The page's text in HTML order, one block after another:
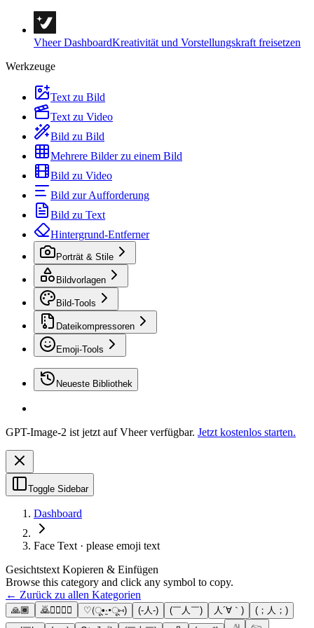
Vheer DashboardKreativität und Vorstellungskraft freisetzen
Werkzeuge
Text zu Bild
Text zu Video
Bild zu Bild
Mehrere Bilder zu einem Bild
Bild zu Video
Bild zur Aufforderung
Bild zu Text
Hintergrund-Entferner
Porträt & Stile
Bildvorlagen
Bild-Tools
Dateikompressoren
Emoji-Tools
Neueste Bibliothek
GPT-Image-2 ist jetzt auf Vheer verfügbar. Jetzt kostenlos starten.
Toggle Sidebar
Dashboard
Face Text · please emoji text
Gesichtstext Kopieren & Einfügen
Browse this category and click any symbol to copy.
← Zurück zu allen Kategorien
🙏🏾 🙇🙇‍♀️🙇‍♂️ ♡(ू•‧̫•ू⑅) (-人-) (￣人￣) 人´∀｀)
(；人；)